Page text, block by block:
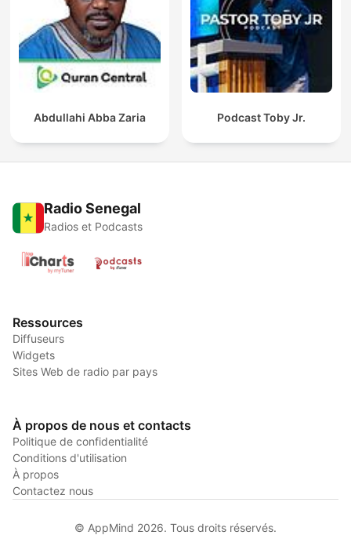
Abdullahi Abba Zaria Podcast Toby Jr.
Radio Senegal
Radios et Podcasts
Ressources
Diffuseurs
Widgets
Sites Web de radio par pays
À propos de nous et contacts
Politique de confidentialité
Conditions d'utilisation
À propos
Contactez nous
© AppMind 2026. Tous droits réservés.